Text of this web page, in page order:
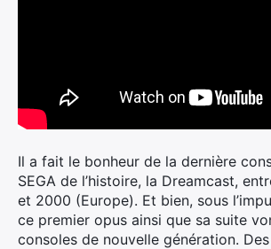
Il a fait le bonheur de la dernière
SEGA de l’histoire, la Dreamcast,
et 2000 (Europe). Et bien, sous
ce premier opus ainsi que sa suite
consoles de nouvelle génération.